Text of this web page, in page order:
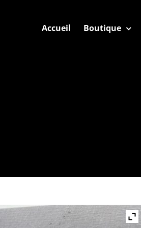
Accueil Boutique